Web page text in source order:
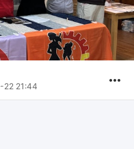
21:44